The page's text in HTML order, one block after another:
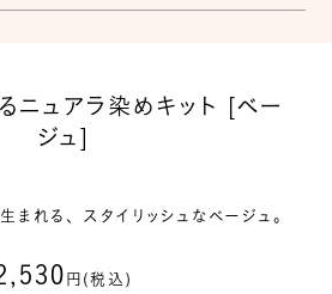
ニュアラ染めキット [ベー
ジュ]
生まれる、 スタイリッシュなベージュ。
円(税込)